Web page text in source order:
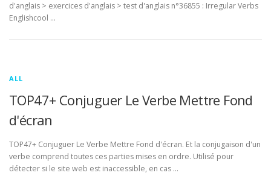
d'anglais > exercices d'anglais > test d'anglais n°36855 : Irregular Verbs
Englishcool …
ALL
TOP47+ Conjuguer Le Verbe Mettre Fond
d'écran
TOP47+ Conjuguer Le Verbe Mettre Fond d'écran. Et la conjugaison d'un
verbe comprend toutes ces parties mises en ordre. Utilisé pour
détecter si le site web est inaccessible, en cas …